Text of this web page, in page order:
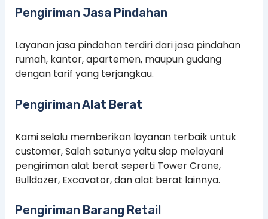
Pengiriman Jasa Pindahan
Layanan jasa pindahan terdiri dari jasa pindahan
rumah, kantor, apartemen, maupun gudang
dengan tarif yang terjangkau.
Pengiriman Alat Berat
Kami selalu memberikan layanan terbaik untuk
customer, Salah satunya yaitu siap melayani
pengiriman alat berat seperti Tower Crane,
Bulldozer, Excavator, dan alat berat lainnya.
Pengiriman Barang Retail